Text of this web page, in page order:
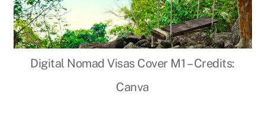
Digital Nomad Visas Cover M1 – Credits:
Canva